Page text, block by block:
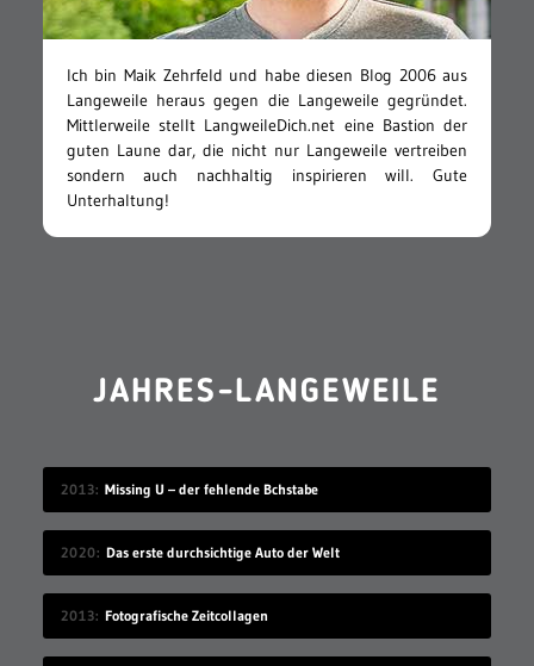
Ich bin Maik Zehrfeld und habe diesen Blog 2006 aus
Langeweile heraus gegen die Langeweile gegründet.
Mittlerweile stellt LangweileDich.net eine Bastion der
guten Laune dar, die nicht nur Langeweile vertreiben
sondern auch nachhaltig inspirieren will. Gute
Unterhaltung!
JAHRES-LANGEWEILE
2013 Missing U – der fehlende Bchstabe
2020 Das erste durchsichtige Auto der Welt
2013 Fotografische Zeitcollagen